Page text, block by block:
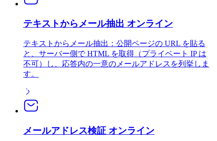
テキストからメール抽出 オンライン
テキストからメール抽出：公開ページの URL を貼る
と、サーバー側で HTML を取得（プライベート IP は
不可）し、応答内の一意のメールアドレスを列挙しま
す。
メールアドレス検証 オンライン